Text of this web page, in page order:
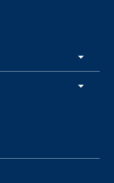
una nuova finestra
nuova finestra
- apre una